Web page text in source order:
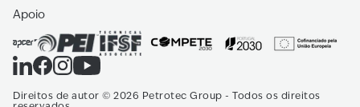
Apoio
Direitos de autor © 2026 Petrotec Group - Todos os direitos